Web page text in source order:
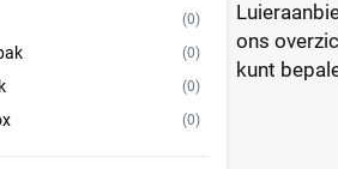
(0)
(0)
(0)
(0)
ons
kunt